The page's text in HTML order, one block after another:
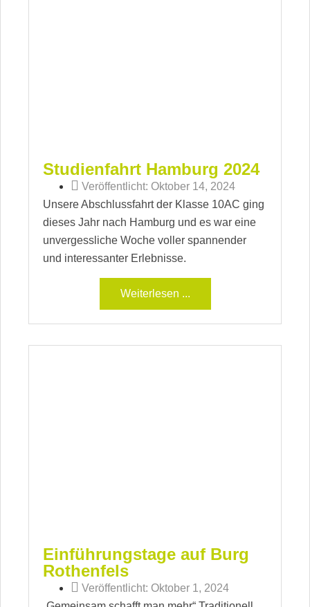
Studienfahrt Hamburg 2024
Veröffentlicht: Oktober 14, 2024
Unsere Abschlussfahrt der Klasse 10AC ging
dieses Jahr nach Hamburg und es war eine
unvergessliche Woche voller spannender
und interessanter Erlebnisse.
Weiterlesen ...
Einführungstage auf Burg
Rothenfels
Veröffentlicht: Oktober 1, 2024